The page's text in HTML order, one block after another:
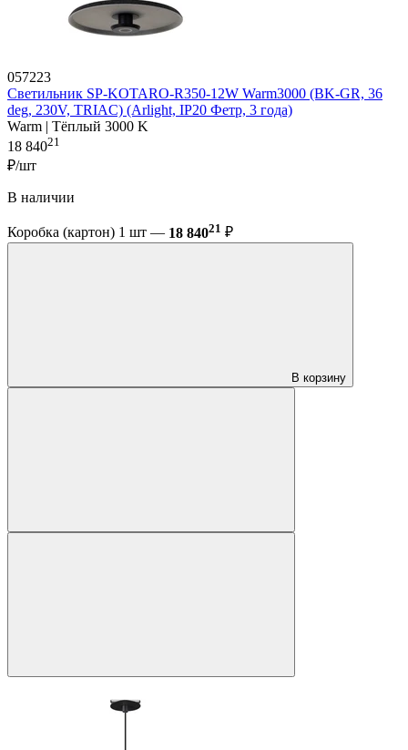
057223
Светильник SP-KOTARO-R350-12W Warm3000 (BK-GR, 36
deg, 230V, TRIAC) (Arlight, IP20 Фетр, 3 года)
Warm | Тёплый 3000 K
18 84021
₽/шт
В наличии
Коробка (картон) 1 шт — 18 84021 ₽
В корзину